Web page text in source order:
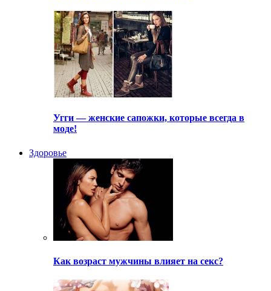
Угги — женские сапожки, которые всегда в
моде!
Здоровье
Как возраст мужчины влияет на секс?